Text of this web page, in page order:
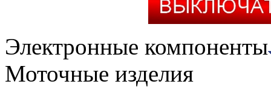
Электронные компоненты
Моточные изделия